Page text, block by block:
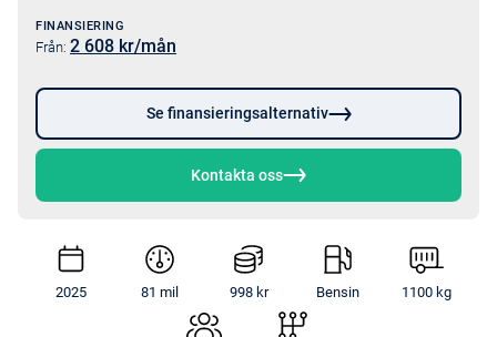
FINANSIERING
Från: 2 608 kr/mån
Se finansieringsalternativ
Kontakta oss
2025 81 mil 998 kr Bensin 1100 kg